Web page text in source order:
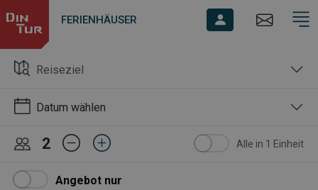
FERIENHÄUSER
Reiseziel
Datum wählen
2 Alle in 1 Einheit
Angebot nur